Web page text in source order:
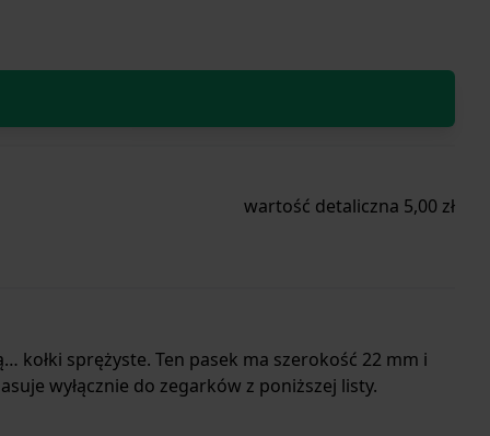
wartość detaliczna 5,00 zł
kołki sprężyste. Ten pasek ma szerokość 22 mm i
wyłącznie do zegarków z poniższej listy.